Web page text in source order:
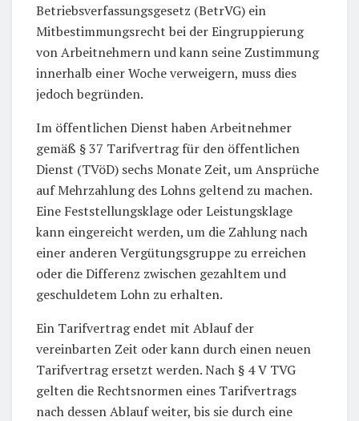
Betriebsverfassungsgesetz (BetrVG) ein
Mitbestimmungsrecht bei der Eingruppierung
von Arbeitnehmern und kann seine Zustimmung
innerhalb einer Woche verweigern, muss dies
jedoch begründen.
Im öffentlichen Dienst haben Arbeitnehmer
gemäß § 37 Tarifvertrag für den öffentlichen
Dienst (TVöD) sechs Monate Zeit, um Ansprüche
auf Mehrzahlung des Lohns geltend zu machen.
Eine Feststellungsklage oder Leistungsklage
kann eingereicht werden, um die Zahlung nach
einer anderen Vergütungsgruppe zu erreichen
oder die Differenz zwischen gezahltem und
geschuldetem Lohn zu erhalten.
Ein Tarifvertrag endet mit Ablauf der
vereinbarten Zeit oder kann durch einen neuen
Tarifvertrag ersetzt werden. Nach § 4 V TVG
gelten die Rechtsnormen eines Tarifvertrags
nach dessen Ablauf weiter, bis sie durch eine